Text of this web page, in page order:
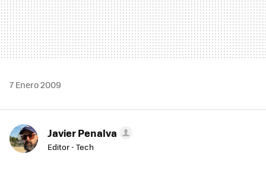
7 Enero 2009
Javier Penalva
Editor - Tech